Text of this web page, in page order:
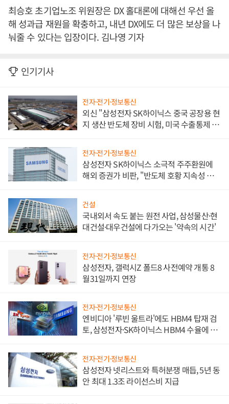
최승호 초기업노조 위원장은 DX 홀대론에 대해선 우선 올
해 성과급 재원을 확충하고, 내년 DX에도 더 많은 보상을 나
눠줄 수 있다는 입장이다. 김나영 기자
인기기사
전자·전기·정보통신
외신 "삼성전자 SK하이닉스 중국 공장용 현
지 생산 반도체 장비 시험, 미국 수출통제 대
전자·전기·정보통신
삼성전자 SK하이닉스 소극적 주주환원에
해외 증권가 비판, "반도체 호황 지속성 의
건설
국내외서 속도 붙는 원전 사업, 삼성물산·현
대건설·대우건설에 다가오는 '약속의 시간'
전자·전기·정보통신
삼성전자, 갤럭시Z 폴드8 사전예약 개통 8
월31일까지 연장
전자·전기·정보통신
엔비디아 '루빈 울트라'에도 HBM4 탑재 검
토, 삼성전자·SK하이닉스 HBM4 수율에 주
전자·전기·정보통신
삼성전자 넷리스트와 특허분쟁 매듭, 5년 동
안 최대 1.3조 라이선스비 지급